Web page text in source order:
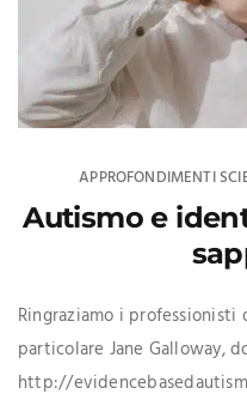
APPROFONDIMENTI
Autismo e
Ringraziamo i professionisti
particolare Jane Galloway,
http://